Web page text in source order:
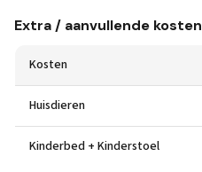
Extra / aanvullende kosten
Kosten
Huisdieren
Kinderbed + Kinderstoel